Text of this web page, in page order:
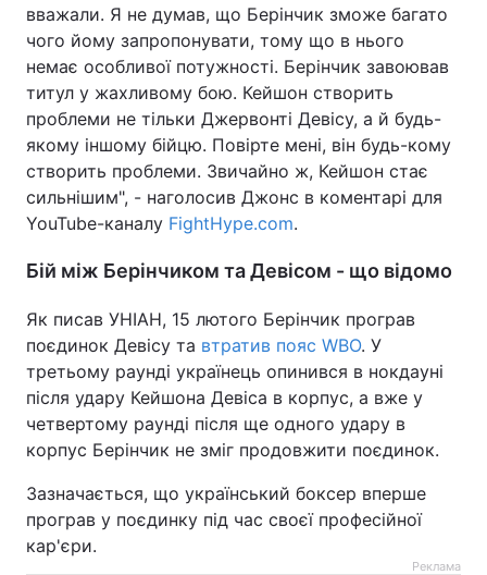
вважали. Я не думав, що Берінчик зможе багато
чого йому запропонувати, тому що в нього
немає особливої потужності. Берінчик завоював
титул у жахливому бою. Кейшон створить
проблеми не тільки Джервонті Девісу, а й будь-
якому іншому бійцю. Повірте мені, він будь-кому
створить проблеми. Звичайно ж, Кейшон стає
сильнішим", - наголосив Джонс в коментарі для
YouTube-каналу FightHype.com.
Бій між Берінчиком та Девісом - що відомо
Як писав УНІАН, 15 лютого Берінчик програв
поєдинок Девісу та втратив пояс WBO. У
третьому раунді українець опинився в нокдауні
після удару Кейшона Девіса в корпус, а вже у
четвертому раунді після ще одного удару в
корпус Берінчик не зміг продовжити поєдинок.
Зазначається, що український боксер вперше
програв у поєдинку під час своєї професійної
кар'єри.
Реклама